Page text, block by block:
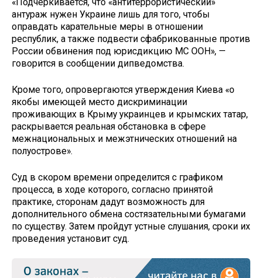
антураж нужен Украине лишь для того, чтобы
оправдать карательные меры в отношении
республик, а также подвести сфабрикованные против
России обвинения под юрисдикцию МС ООН», —
говорится в сообщении дипведомства.
Кроме того, опровергаются утверждения Киева «о
якобы имеющей место дискриминации
проживающих в Крыму украинцев и крымских татар,
раскрывается реальная обстановка в сфере
межнациональных и межэтнических отношений на
полуострове».
Суд в скором времени определится с графиком
процесса, в ходе которого, согласно принятой
практике, сторонам дадут возможность для
дополнительного обмена состязательными бумагами
по существу. Затем пройдут устные слушания, сроки их
проведения установит суд.